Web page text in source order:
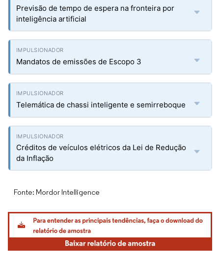
Previsão de tempo de espera na fronteira por
inteligência artificial
Mandatos de emissões de Escopo 3
Telemática de chassi inteligente e semirreboque
Créditos de veículos elétricos da Lei de Redução
da Inflação
Fonte: Mordor Intelligence